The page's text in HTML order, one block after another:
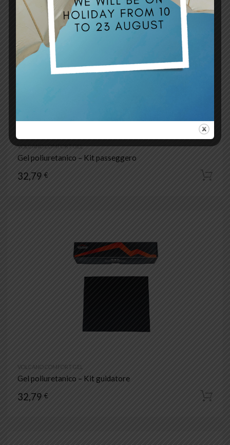
VOLCANO COMFORT GEL
Gel poliuretanico – Kit passeggero
32,79 €
VOLCANO COMFORT GEL
Gel poliuretanico – Kit guidatore
32,79 €